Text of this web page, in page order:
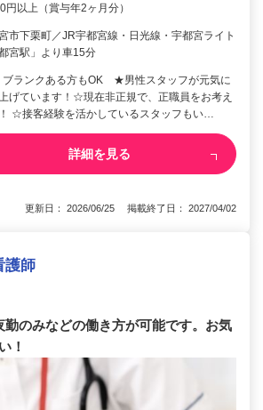
円以上（賞与年2ヶ月分）
市下栗町／JR宇都宮線・日光線・宇都宮ライト
宮駅」より車15分
ブランクある方もOK ★男性スタッフが元気に
げています！☆現在非正規で、正職員をお考え
☆接客経験を活かしているスタッフもい…
詳細を見る
更新日： 2026/06/25 掲載終了日： 2027/04/02
護師
のみなどの働き方が可能です。お気
！